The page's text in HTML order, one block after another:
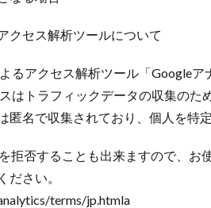
クセス解析ツールについて
るアクセス解析ツール「Googleア
はトラフィックデータの収集のた
匿名で収集されており、個人を特
拒否することも出来ますので、お
ださい。
terms/jp.htmla